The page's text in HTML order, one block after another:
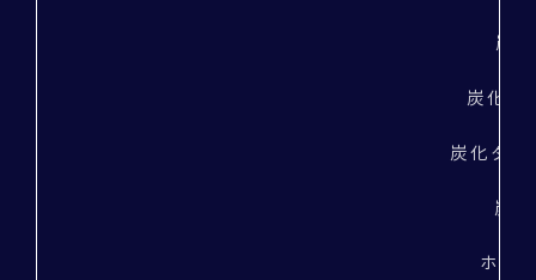
炭
炭化タ
炭化タ
炭
ホウ